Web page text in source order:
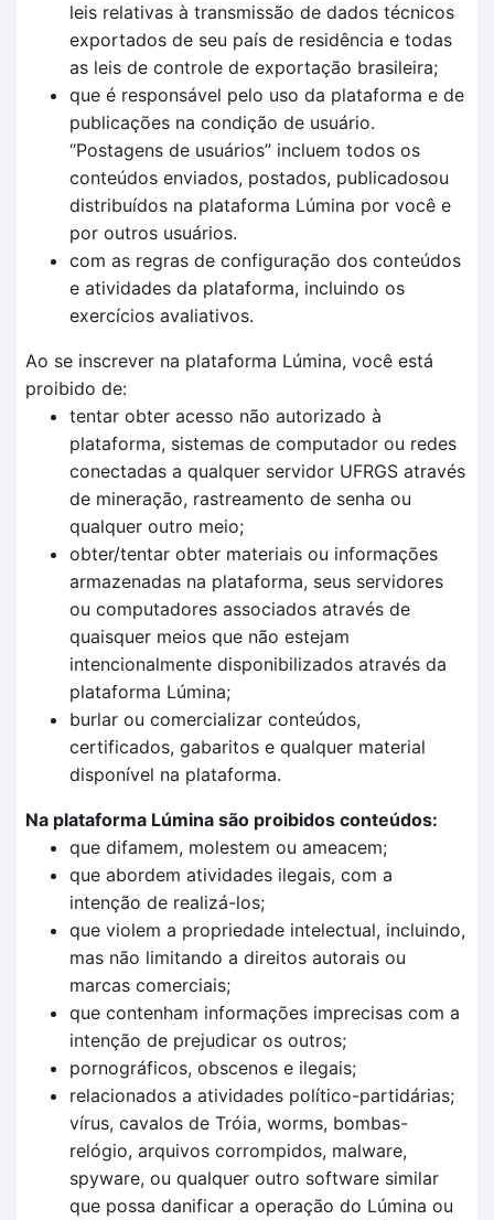
leis relativas à transmissão de dados técnicos
exportados de seu país de residência e todas
as leis de controle de exportação brasileira;
que é responsável pelo uso da plataforma e de
publicações na condição de usuário.
“Postagens de usuários” incluem todos os
conteúdos enviados, postados, publicadosou
distribuídos na plataforma Lúmina por você e
por outros usuários.
com as regras de configuração dos conteúdos
e atividades da plataforma, incluindo os
exercícios avaliativos.
Ao se inscrever na plataforma Lúmina, você está
proibido de:
tentar obter acesso não autorizado à
plataforma, sistemas de computador ou redes
conectadas a qualquer servidor UFRGS através
de mineração, rastreamento de senha ou
qualquer outro meio;
obter/tentar obter materiais ou informações
armazenadas na plataforma, seus servidores
ou computadores associados através de
quaisquer meios que não estejam
intencionalmente disponibilizados através da
plataforma Lúmina;
burlar ou comercializar conteúdos,
certificados, gabaritos e qualquer material
disponível na plataforma.
Na plataforma Lúmina são proibidos conteúdos:
que difamem, molestem ou ameacem;
que abordem atividades ilegais, com a
intenção de realizá-los;
que violem a propriedade intelectual, incluindo,
mas não limitando a direitos autorais ou
marcas comerciais;
que contenham informações imprecisas com a
intenção de prejudicar os outros;
pornográficos, obscenos e ilegais;
relacionados a atividades político-partidárias;
vírus, cavalos de Tróia, worms, bombas-
relógio, arquivos corrompidos, malware,
spyware, ou qualquer outro software similar
que possa danificar a operação do Lúmina ou